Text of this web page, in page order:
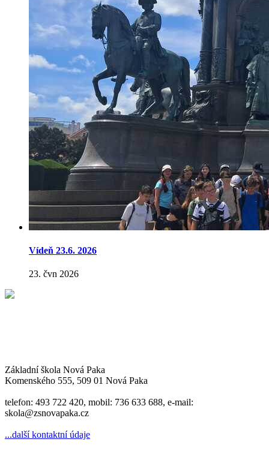
Vídeň 23.6. 2026
23. čvn 2026
Základní škola Nová Paka
Komenského 555, 509 01 Nová Paka
telefon: 493 722 420, mobil: 736 633 688, e-mail:
skola@zsnovapaka.cz
...další kontaktní údaje